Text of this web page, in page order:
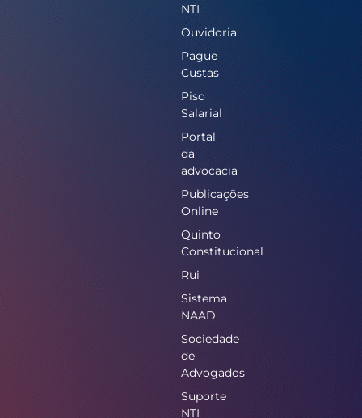
NTI
Ouvidoria
Pague
Custas
Piso
Salarial
Portal
da
advocacia
Publicações
Online
Quinto
Constitucional
Rui
Sistema
NAAD
Sociedade
de
Advogados
Suporte
NTI